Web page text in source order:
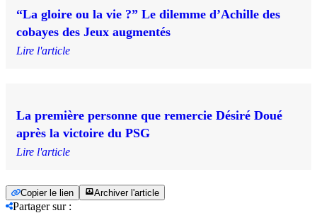
“La gloire ou la vie ?” Le dilemme d’Achille des
cobayes des Jeux augmentés
Lire l'article
La première personne que remercie Désiré Doué
après la victoire du PSG
Lire l'article
Copier le lien Archiver l'article
Partager sur: